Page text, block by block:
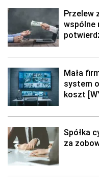
Przelew
wspólne
Mała
system
koszt
Spółka
za